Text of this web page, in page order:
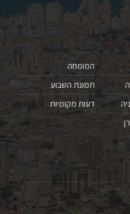
המומחה
תמונת השבוע
דעות מקומיות